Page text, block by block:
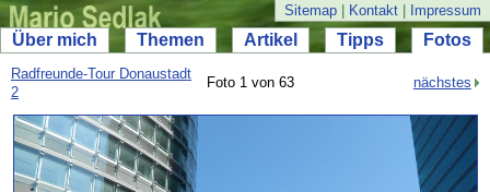
Sitemap Kontakt Impressum
Über mich Themen Artikel Tipps Fotos
Radfreunde-Tour Donaustadt
2
Foto 1 von 63 nächstes